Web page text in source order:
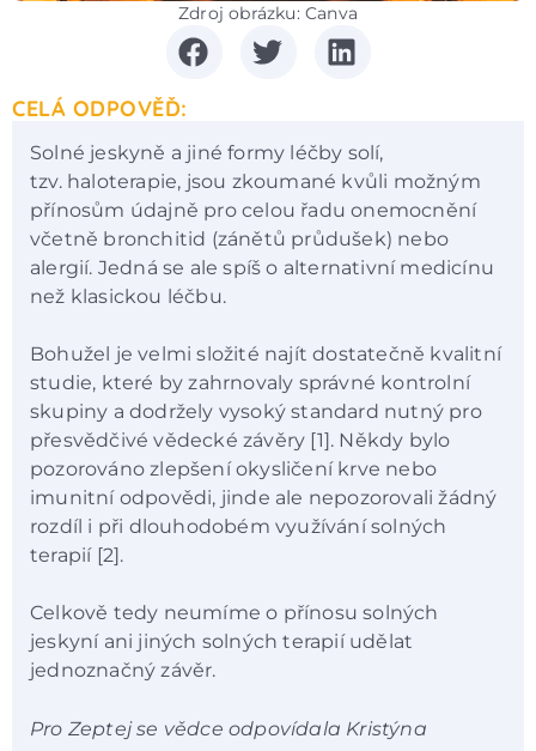
Zdroj obrázku: Canva
CELÁ ODPOVĚĎ:
Solné jeskyně a jiné formy léčby solí,
tzv. haloterapie, jsou zkoumané kvůli možným
přínosům údajně pro celou řadu onemocnění
včetně bronchitid (zánětů průdušek) nebo
alergií. Jedná se ale spíš o alternativní medicínu
než klasickou léčbu.
Bohužel je velmi složité najít dostatečně kvalitní
studie, které by zahrnovaly správné kontrolní
skupiny a dodržely vysoký standard nutný pro
přesvědčivé vědecké závěry [1]. Někdy bylo
pozorováno zlepšení okysličení krve nebo
imunitní odpovědi, jinde ale nepozorovali žádný
rozdíl i při dlouhodobém využívání solných
terapií [2].
Celkově tedy neumíme o přínosu solných
jeskyní ani jiných solných terapií udělat
jednoznačný závěr.
Pro Zeptej se vědce odpovídala Kristýna